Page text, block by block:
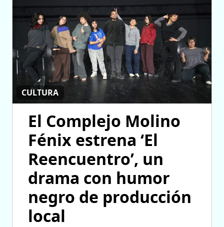
CULTURA
El Complejo Molino
Fénix estrena ‘El
Reencuentro’, un
drama con humor
negro de producción
local